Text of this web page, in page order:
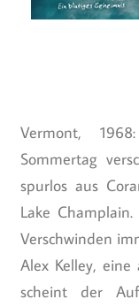
Vermont,
Sommertag
spurlos aus
Lake
Verschwinden
Alex Kelley, eine
scheint der